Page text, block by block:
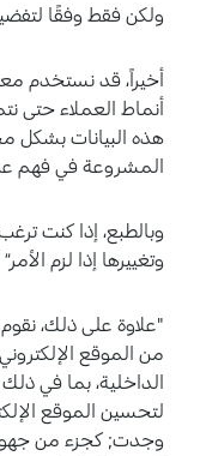
ولكن فقط وفقًا
أخيراً، قد نستخدم
أنماط العملاء حتى
هذه البيانات بشكل
المشروعة في فهم
وبالطبع، إذا كنت
وتغييرها إذا لزم الأمر“
"علاوة على ذلك،
من الموقع
الداخلية، بما في ذلك
لتحسين الموقع
وجدت; كجزء من